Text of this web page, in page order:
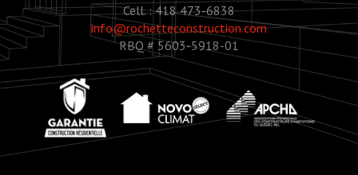
Cell. : 418 473-6838
info@rochetteconstruction.com
RBQ # 5603-5918-01